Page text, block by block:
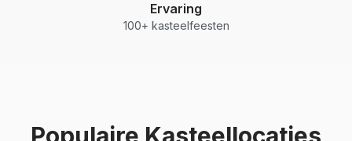
Ervaring
100+ kasteelfeesten